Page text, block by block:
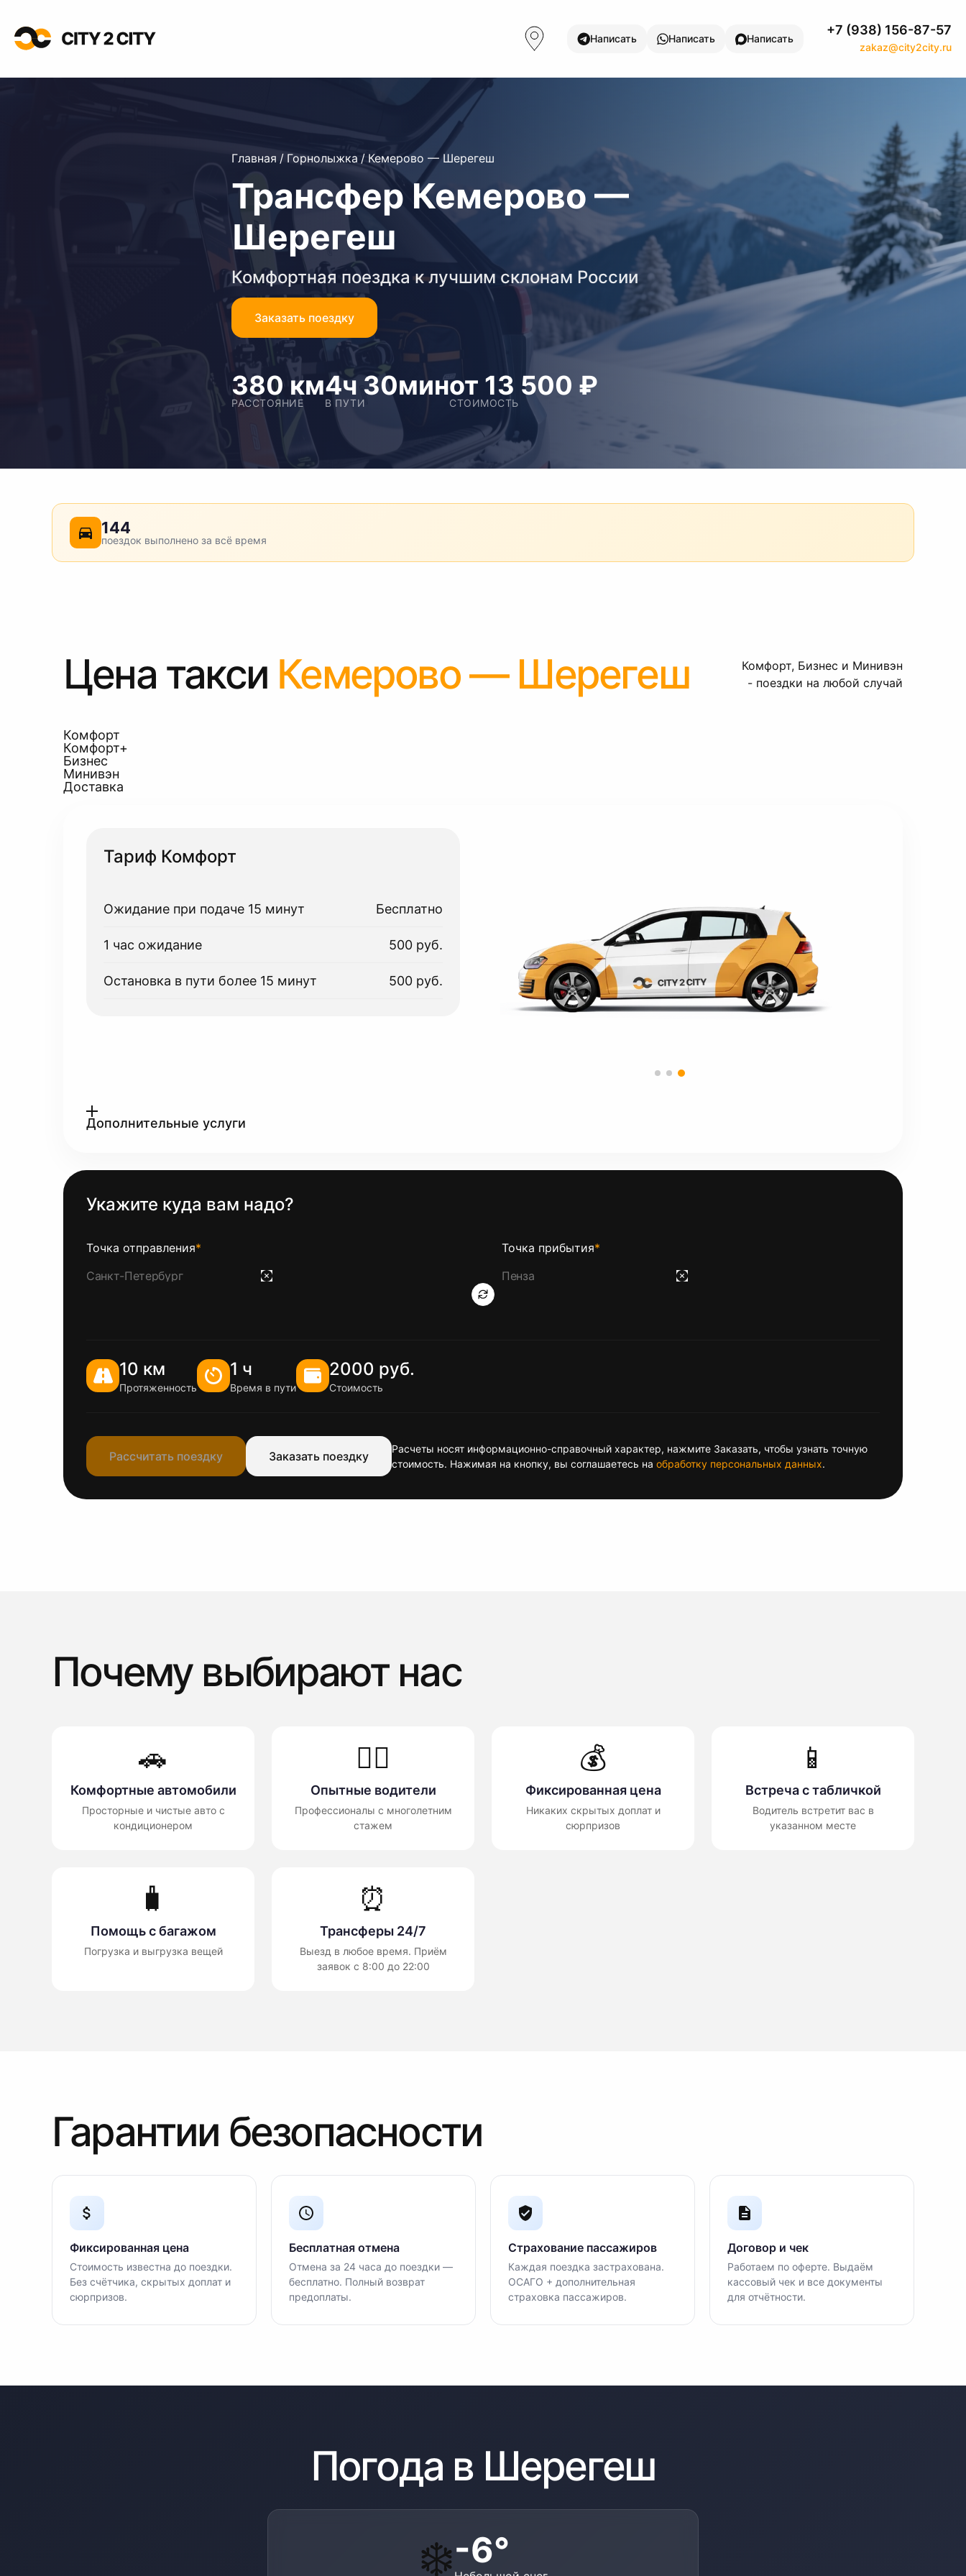
Написать Написать Написать
+7 (938) 156-87-57
zakaz@city2city.ru
Главная / Горнолыжка / Кемерово — Шерегеш
Трансфер Кемерово —
Шерегеш
Комфортная поездка к лучшим склонам России
Заказать поездку
380 км
РАССТОЯНИЕ
4ч 30мин
В ПУТИ
от 13 500 ₽
СТОИМОСТЬ
144
поездок выполнено за всё время
Цена такси Кемерово — Шерегеш
Комфорт, Бизнес и Минивэн
- поездки на любой случай
Комфорт
Комфорт+
Бизнес
Минивэн
Доставка
Тариф Комфорт
Ожидание при подаче 15 минут Бесплатно
1 час ожидание 500 руб.
Остановка в пути более 15 минут 500 руб.
Дополнительные услуги
Укажите куда вам надо?
Точка отправления* Точка прибытия*
10 км
Протяженность
1 ч
Время в пути
2000 руб.
Стоимость
Рассчитать поездку Заказать поездку
Расчеты носят информационно-справочный характер, нажмите Заказать, чтобы узнать точную
стоимость. Нажимая на кнопку, вы соглашаетесь на обработку персональных данных.
Почему выбирают нас
🚗
Комфортные автомобили
Просторные и чистые авто с
кондиционером
👨‍✈️
Опытные водители
Профессионалы с многолетним
стажем
💰
Фиксированная цена
Никаких скрытых доплат и
сюрпризов
📱
Встреча с табличкой
Водитель встретит вас в
указанном месте
🧳
Помощь с багажом
Погрузка и выгрузка вещей
⏰
Трансферы 24/7
Выезд в любое время. Приём
заявок с 8:00 до 22:00
Гарантии безопасности
Фиксированная цена
Стоимость известна до поездки.
Без счётчика, скрытых доплат и
сюрпризов.
Бесплатная отмена
Отмена за 24 часа до поездки —
бесплатно. Полный возврат
предоплаты.
Страхование пассажиров
Каждая поездка застрахована.
ОСАГО + дополнительная
страховка пассажиров.
Договор и чек
Работаем по оферте. Выдаём
кассовый чек и все документы
для отчётности.
Погода в Шерегеш
❄️-6°